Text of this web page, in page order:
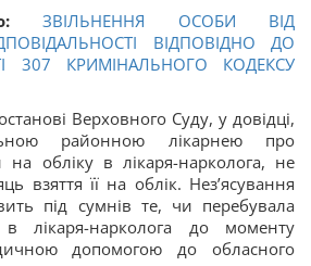
ЗВІЛЬНЕННЯ ОСОБИ ВІД
ВІДПОВІДНО ДО
307 КРИМІНАЛЬНОГО КОДЕКСУ
Верховного Суду, у довідці,
районною лікарнею про
на обліку в лікаря-нарколога, не
взяття її на облік. Незʼясування
під сумнів те, чи перебувала
лікаря-нарколога до моменту
допомогою до обласного